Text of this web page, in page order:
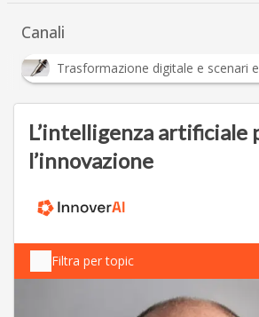
Canali
Trasformazione digitale e scenari
L’intelligenza artificiale
l’innovazione
Filtra per topic